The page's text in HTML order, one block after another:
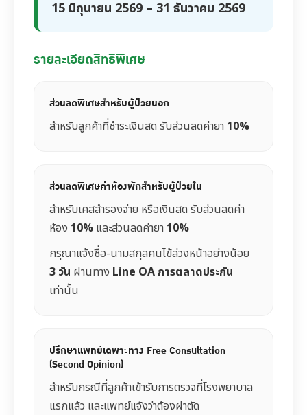
15 มิถุนายน 2569 – 31 ธันวาคม 2569
รายละเอียดสิทธิพิเศษ
ส่วนลดพิเศษสำหรับผู้ป่วยนอก
สำหรับลูกค้าที่ชำระเงินสด รับส่วนลดค่ายา 10%
ส่วนลดพิเศษค่าห้องพักสำหรับผู้ป่วยใน
สำหรับเคสสำรองจ่าย หรือเงินสด รับส่วนลดค่า
ห้อง 10% และส่วนลดค่ายา 10%
กรุณาแจ้งชื่อ-นามสกุลคนไข้ล่วงหน้าอย่างน้อย
3 วัน ผ่านทาง Line OA การตลาดประกัน
เท่านั้น
ปรึกษาแพทย์เฉพาะทาง Free Consultation
(Second Opinion)
สำหรับกรณีที่ลูกค้าเข้ารับการตรวจที่โรงพยาบาล
แรกแล้ว และแพทย์แจ้งว่าต้องผ่าตัด